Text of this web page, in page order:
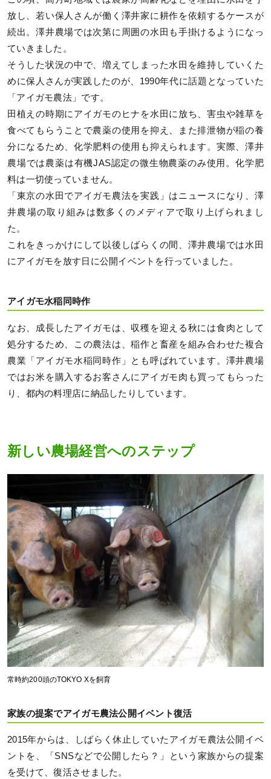
放し、若い保人さんが働く澤井家に耕作を依頼するケースが
続出。澤井農場では次第に周囲の水田も手掛けるようになっ
ていきました。
そうした状況の中で、増えてしまった水田を維持していくた
めに保人さんが実践したのが、1990年代に話題となっていた
「アイガモ農法」です。
田植えの時期にアイガモのヒナを水田に放ち、害虫や雑草を
食べてもらうことで農薬の使用を抑え、また排泄物が稲の養
分になるため、化学肥料の使用も抑えられます。実際、澤井
農場では農薬は有機JAS認定の微生物農薬のみ使用。化学肥
料は一切使っていません。
「東京の水田でアイガモ農法を実践」はニュースになり、澤
井農場の取り組みは数多くのメディアで取り上げられまし
た。
これをきっかけにして以後しばらくの間、澤井農場では水田
にアイガモを放す日に公開イベントを行っていました。
アイガモ水稲同時作
なお、成長したアイガモは、収穫を迎える秋には食肉として
処分するため、この農法は、稲作と畜産を組み合わせた複合
農業「アイガモ水稲同時作」とも呼ばれています。澤井農場
ではお米を購入するお客さんにアイガモ肉も買ってもらった
り、都内の料理店に納品したりしています。
新しい農場経営へのステップ
常時約200頭のTOKYO Xを飼育
家族の提案でアイガモ農法公開イベント復活
2015年からは、しばらく休止していたアイガモ農法公開イベ
ントを、「SNSなどで公開したら？」という家族からの提案
を受けて、復活させました。